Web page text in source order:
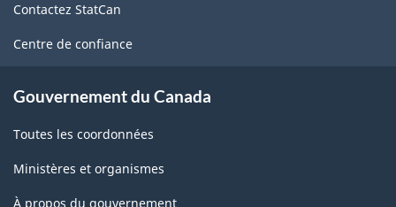
ce
site
Contactez StatCan
Centre de confiance
Gouvernement du Canada
Toutes les coordonnées
Ministères et organismes
À propos du gouvernement